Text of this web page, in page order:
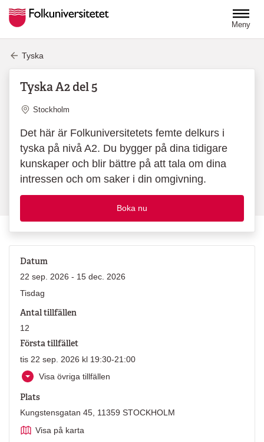
Meny
Tyska
Tyska A2 del 5
Plats
Stockholm
Det här är Folkuniversitetets femte delkurs i
tyska på nivå A2. Du bygger på dina tidigare
kunskaper och blir bättre på att tala om dina
intressen och om saker i din omgivning.
Boka nu
Datum
22 sep. 2026 - 15 dec. 2026
Tisdag
Antal tillfällen
12
Första tillfället
tis 22 sep. 2026 kl 19:30-21:00
Visa övriga tillfällen
Plats
Kungstensgatan 45, 11359 STOCKHOLM
Visa på karta